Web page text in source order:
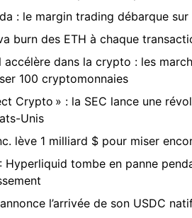
: le margin trading débarque
burn des ETH à chaque
accélère dans la crypto : les
100 cryptomonnaies
Crypto » : la SEC lance une
Unis
lève 1 milliard $ pour miser
Hyperliquid tombe en panne
l’arrivée de son USDC